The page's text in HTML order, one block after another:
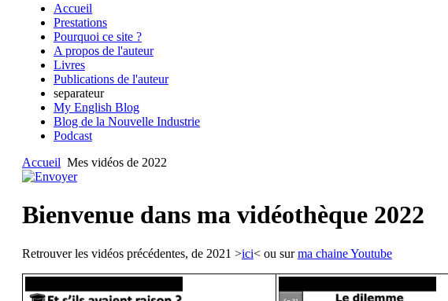
Accueil
Prestations
Pourquoi ce site ?
A propos de l'auteur
Livres
Publications de l'auteur
separateur
My English Blog
Blog de la Nouvelle Industrie
Podcast
Accueil Mes vidéos de 2022
Bienvenue dans ma vidéothèque 2022
Retrouver les vidéos précédentes, de 2021 >ici< ou surma chaine Youtube